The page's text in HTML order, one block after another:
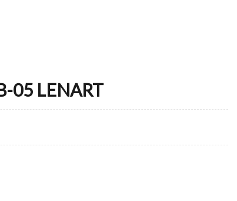
05 LENART